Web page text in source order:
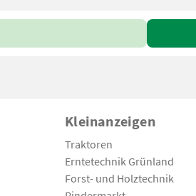
Kleinanzeigen
Traktoren
Erntetechnik Grünland
Forst- und Holztechnik